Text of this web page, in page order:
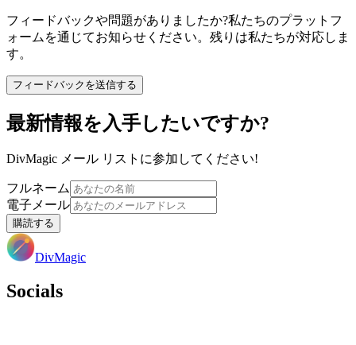
フィードバックや問題がありましたか?私たちのプラットフ
ォームを通じてお知らせください。残りは私たちが対応しま
す。
フィードバックを送信する
最新情報を入手したいですか?
DivMagic メール リストに参加してください!
フルネーム
電子メール
購読する
DivMagic
Socials